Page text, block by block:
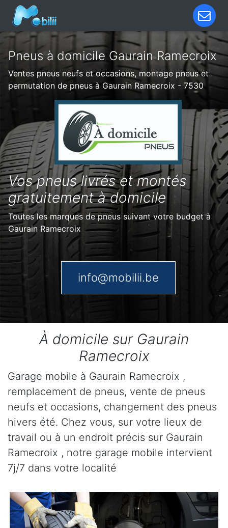
Pneus à domicile Gaurain Ramecroix
Ventes pneus neufs et occasions, montage pneus et
permutation de pneus à Gaurain Ramecroix - 7530
Vos pneus livrés et montés
gratuitement à domicile
Toutes les marques de pneus suivant votre budget à
Gaurain Ramecroix
info@mobilii.be
À domicile sur Gaurain
Ramecroix
Garage mobile à Gaurain Ramecroix ,
remplacement de pneus, vente de pneus
neufs et occasions, changement des pneus
hivers été. Chez vous, sur votre lieux de
travail ou à un endroit précis sur Gaurain
Ramecroix , notre garage mobile intervient
7j/7 dans votre localité